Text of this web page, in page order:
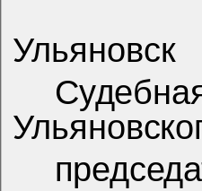
Ульяновск